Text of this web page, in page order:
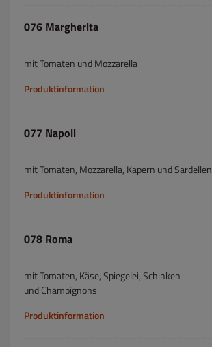
076 Margherita
mit Tomaten und Mozzarella
Produktinformation
077 Napoli
mit Tomaten, Mozzarella, Kapern und Sardellen
Produktinformation
078 Roma
mit Tomaten, Käse, Spiegelei, Schinken
und Champignons
Produktinformation